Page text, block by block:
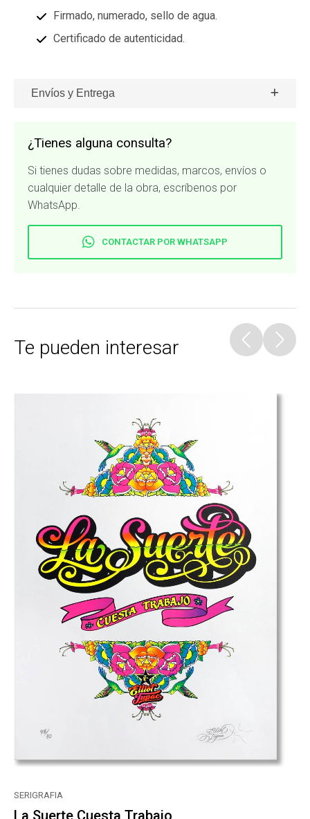
Firmado, numerado, sello de agua.
Certificado de autenticidad.
Envíos y Entrega
¿Tienes alguna consulta?
Si tienes dudas sobre medidas, marcos, envíos o
cualquier detalle de la obra, escríbenos por
WhatsApp.
CONTACTAR POR WHATSAPP
Te pueden interesar
SERIGRAFIA
La Suerte Cuesta Trabajo